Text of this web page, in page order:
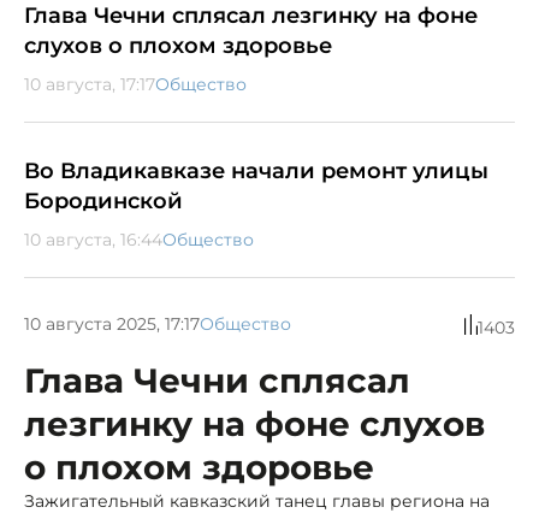
Глава Чечни сплясал лезгинку на фоне
слухов о плохом здоровье
10 августа, 17:17Общество
Во Владикавказе начали ремонт улицы
Бородинской
10 августа, 16:44Общество
10 августа 2025, 17:17Общество 1403
Глава Чечни сплясал
лезгинку на фоне слухов
о плохом здоровье
Зажигательный кавказский танец главы региона на